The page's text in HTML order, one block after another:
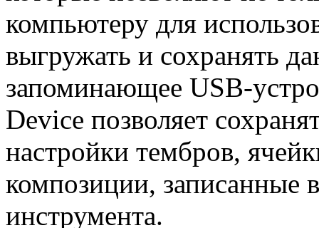
компьютеру для
выгружать и сохранять
запоминающее USB-
Device позволяет
настройки тембров,
композиции, записанные
инструмента.